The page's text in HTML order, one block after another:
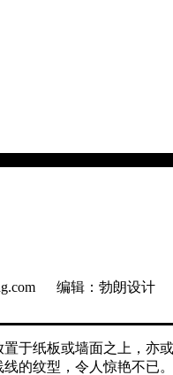
编辑：勃朗设计
于纸板或墙面之上，
的纹型，令人惊艳不已